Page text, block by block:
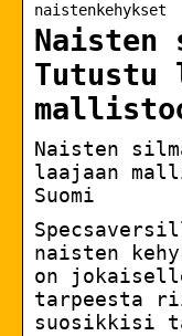
naistenkehykset
Tutustu
Naisten
laajaan
Suomi
naisten
on
tarpeesta
suosikkisi